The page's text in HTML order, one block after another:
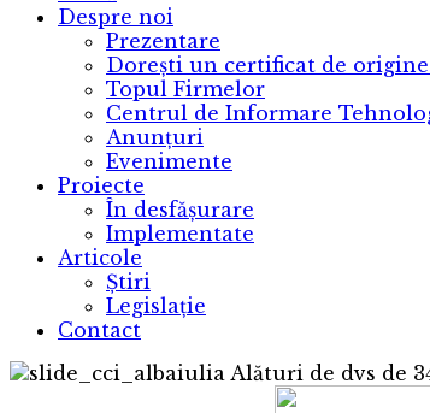
Despre noi
Prezentare
Dorești un certificat de
Topul Firmelor
Centrul de Informare
Anunțuri
Evenimente
Proiecte
În desfășurare
Implementate
Articole
Știri
Legislație
Contact
Alături de dvs de